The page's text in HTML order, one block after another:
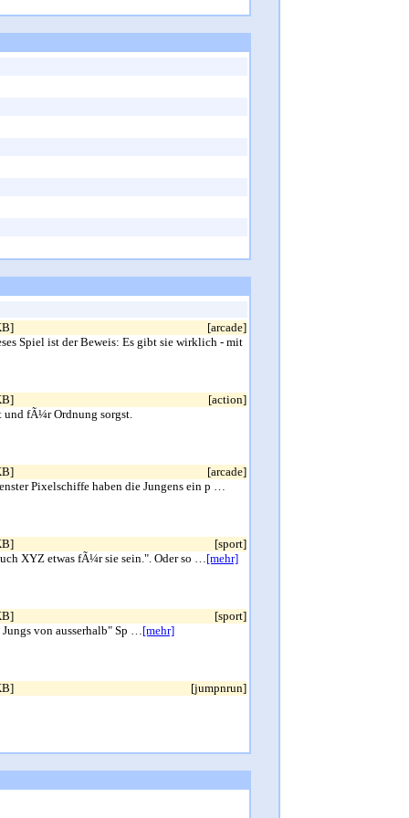
[arcade]
Spiel ist der Beweis: Es gibt sie wirklich - mit
[action]
und fÃ¼r Ordnung sorgst.
[arcade]
Pixelschiffe haben die Jungens ein p …
[sport]
XYZ etwas fÃ¼r sie sein.". Oder so …[mehr]
[sport]
von ausserhalb" Sp …[mehr]
[jumpnrun]